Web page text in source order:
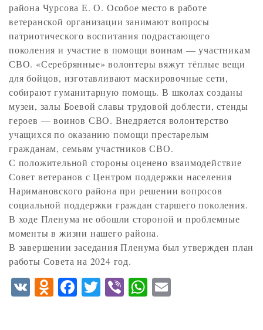
района Чурсова Е. О. Особое место в работе
ветеранской организации занимают вопросы
патриотического воспитания подрастающего
поколения и участие в помощи воинам — участникам
СВО. «Серебрянные» волонтеры вяжут тёплые вещи
для бойцов, изготавливают маскировочные сети,
собирают гуманитарную помощь. В школах созданы
музеи, залы Боевой славы трудовой доблести, стенды
героев — воинов СВО. Внедряется волонтерство
учащихся по оказанию помощи престарелым
гражданам, семьям участников СВО.
С положительной стороны оценено взаимодействие
Совет ветеранов с Центром поддержки населения
Наримановского района при решении вопросов
социальной поддержки граждан старшего поколения.
В ходе Пленума не обошли стороной и проблемные
моменты в жизни нашего района.
В завершении заседания Пленума был утвержден план
работы Совета на 2024 год.
V O F T V W